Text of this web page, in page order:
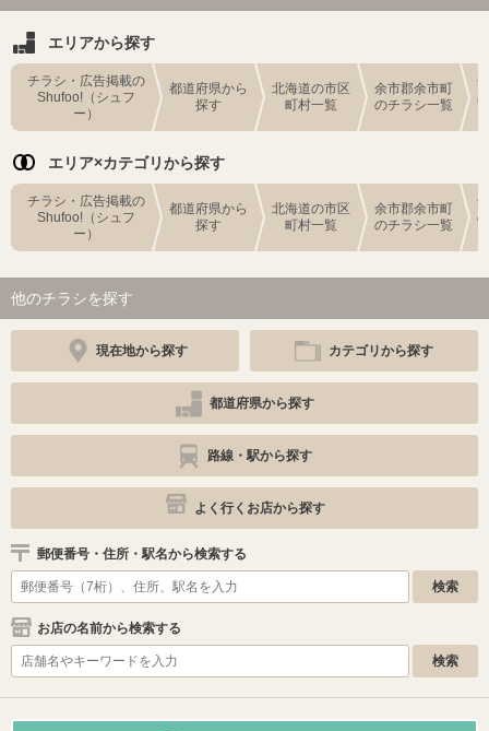
エリアから探す
チラシ・広告掲載の
Shufoo!（シュフ
ー）
都道府県から
探す
北海道の市区
町村一覧
余市郡余市町
のチラシ一覧
エリア×カテゴリから探す
チラシ・広告掲載の
Shufoo!（シュフ
ー）
都道府県から
探す
北海道の市区
町村一覧
余市郡余市町
のチラシ一覧
他のチラシを探す
現在地から探す カテゴリから探す
都道府県から探す
路線・駅から探す
よく行くお店から探す
郵便番号・住所・駅名から検索する
お店の名前から検索する